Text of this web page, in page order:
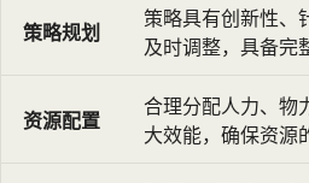
策略规划
策略具有创新性、
及时调整，具备完
资源配置
合理分配人力、物
大效能，确保资源